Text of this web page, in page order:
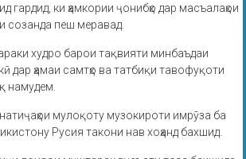
гардид, ки ҳамкории ҷонибҳо дар масъалаҳои
созанда пеш меравад.
худро барои тақвияти минбаъдаи
дар ҳамаи самтҳо ва татбиқи тавофуқоти
намудем.
мулоқоту музокироти имрӯза ба
Русия такони нав хоҳанд бахшид.